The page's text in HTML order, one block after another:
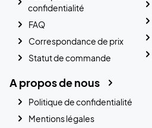
confidentialité
FAQ
Correspondance de prix
Statut de commande
A propos de nous
Politique de confidentialité
Mentions légales